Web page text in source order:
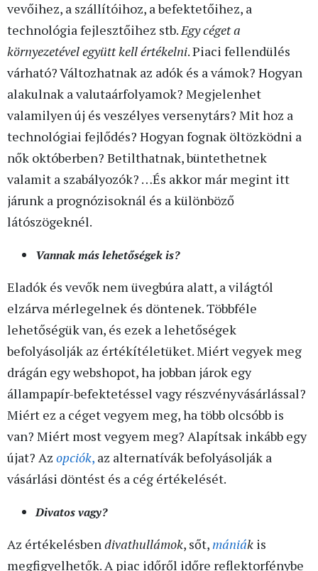
vevőihez, a szállítóihoz, a befektetőihez, a
technológia fejlesztőihez stb. Egy céget a
környezetével együtt kell értékelni. Piaci fellendülés
várható? Változhatnak az adók és a vámok? Hogyan
alakulnak a valutaárfolyamok? Megjelenhet
valamilyen új és veszélyes versenytárs? Mit hoz a
technológiai fejlődés? Hogyan fognak öltözködni a
nők októberben? Betilthatnak, büntethetnek
valamit a szabályozók? …És akkor már megint itt
járunk a prognózisoknál és a különböző
látószögeknél.
Vannak más lehetőségek is?
Eladók és vevők nem üvegbúra alatt, a világtól
elzárva mérlegelnek és döntenek. Többféle
lehetőségük van, és ezek a lehetőségek
befolyásolják az értékítéletüket. Miért vegyek meg
drágán egy webshopot, ha jobban járok egy
állampapír-befektetéssel vagy részvényvásárlással?
Miért ez a céget vegyem meg, ha több olcsóbb is
van? Miért most vegyem meg? Alapítsak inkább egy
újat? Az opciók, az alternatívák befolyásolják a
vásárlási döntést és a cég értékelését.
Divatos vagy?
Az értékelésben divathullámok, sőt, mániák is
megfigyelhetők. A piac időről időre reflektorfénybe